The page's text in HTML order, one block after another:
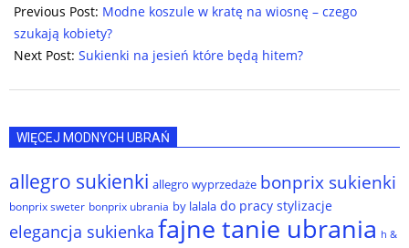
05-
23
Previous Post: Modne koszule w kratę na wiosnę – czego
szukają kobiety?
Next Post: Sukienki na jesień które będą hitem?
WIĘCEJ MODNYCH UBRAŃ
allegro sukienki allegro wyprzedaże bonprix sukienki
bonprix sweter bonprix ubrania by lalala do pracy stylizacje
elegancja sukienka fajne tanie ubrania h &